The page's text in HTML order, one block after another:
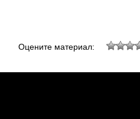
Оцените материал: